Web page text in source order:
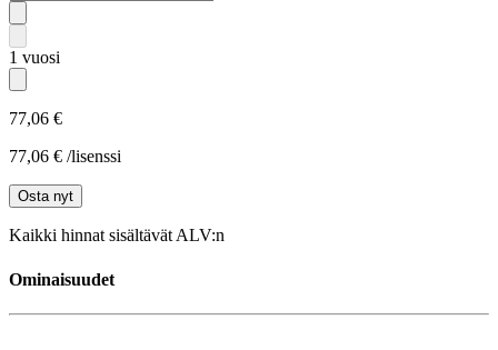
1 vuosi
77,06 €
77,06 € /lisenssi
Osta nyt
Kaikki hinnat sisältävät ALV:n
Ominaisuudet